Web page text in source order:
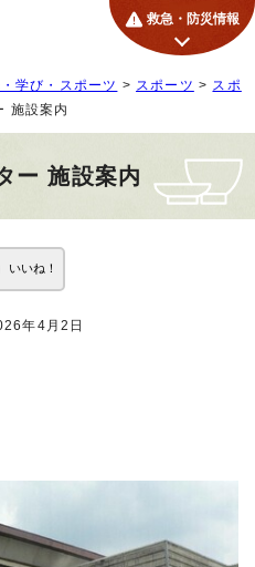
救急・防災情報
学び・スポーツ > スポーツ > スポ
施設案内
ー 施設案内
いいね！
年4月2日